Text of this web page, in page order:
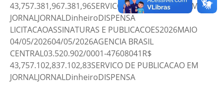
43,757.381,967.381,96SERVICO DE PUBLICACAO EM
JORNALJORNALDinheiroDISPENSA
LICITACAOASSINATURAS E PUBLICACOES2026MAIO
04/05/202604/05/2026AGENCIA BRASIL
CENTRAL03.520.902/0001-47608041R$
43,757.102,837.102,83SERVICO DE PUBLICACAO EM
JORNALJORNALDinheiroDISPENSA